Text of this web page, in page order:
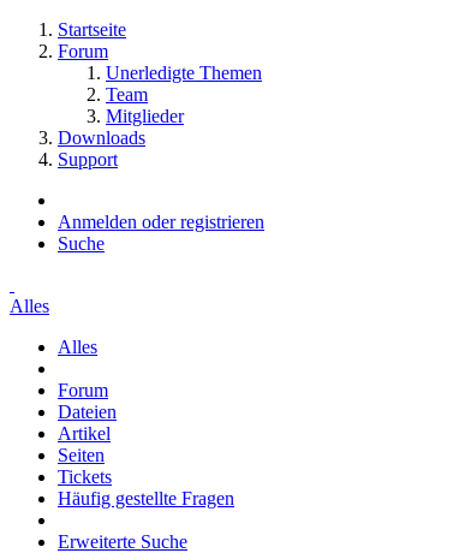
Startseite
Forum
Unerledigte Themen
Team
Mitglieder
Downloads
Support
Anmelden oder registrieren
Suche
Alles
Alles
Forum
Dateien
Artikel
Seiten
Tickets
Häufig gestellte Fragen
Erweiterte Suche